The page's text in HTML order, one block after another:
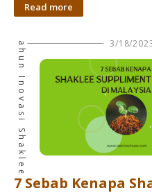
Read more
3/18/
100 Tahun Inovasi Shaklee
7 Sebab Kenapa